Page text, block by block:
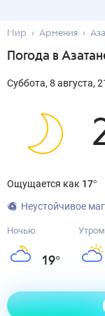
Мир Армения
Погода в
Суббота, 8 августа,
Ощущается как 17°
Неустойчивое
Ночью
19°
Утром